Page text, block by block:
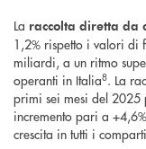
La raccolta diretta da
1,2% rispetto i valori
miliardi, a un ritmo
operanti in Italia8. La
primi sei mesi del
incremento pari a
crescita in tutti i